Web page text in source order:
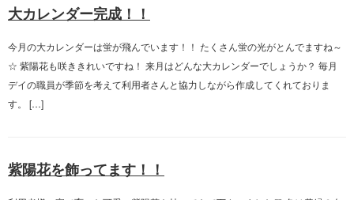
大カレンダー完成！！
今月の大カレンダーは蛍が飛んでいます！！ たくさん蛍の光がとんでますね～
☆ 紫陽花も咲ききれいですね！ 来月はどんな大カレンダーでしょうか？ 毎月
デイの職員が季節を考えて利用者さんと協力しながら作成してくれておりま
す。 […]
紫陽花を飾ってます！！